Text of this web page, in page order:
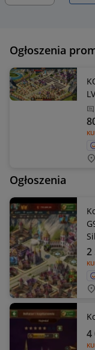
Ogłoszenia
Ogłoszenia
2
4